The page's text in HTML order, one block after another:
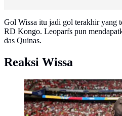
Gol Wissa itu jadi gol terakhir yang
RD Kongo. Leoparfs pun
das Quinas.
Reaksi Wissa
Yaone Wissa jadi sosok kunci
Kongo di Piala Dunia. (Dok.